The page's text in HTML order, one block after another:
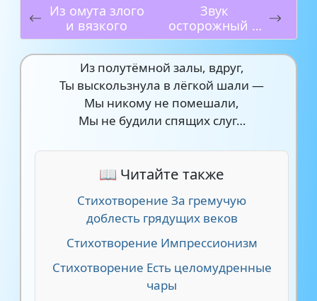
Из омута злого
и вязкого
Звук
осторожный и
глухой
Из полутёмной залы, вдруг,
Ты выскользнула в лёгкой шали —
Мы никому не помешали,
Мы не будили спящих слуг…
📖 Читайте также
Стихотворение За гремучую
доблесть грядущих веков
Стихотворение Импрессионизм
Стихотворение Есть целомудренные
чары